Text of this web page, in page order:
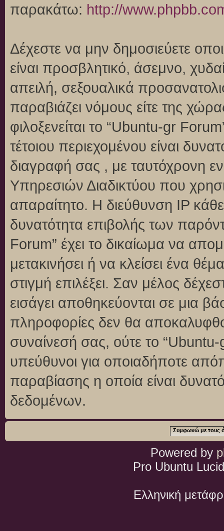
παρακάτω: http://
Δέχεστε να μην δημοσιεύετε
είναι προσβλητικό, άσεμνο,
απειλή, σεξουαλικά
παραβιάζει νόμους είτε της
φιλοξενείται το “Ubuntu-gr
τέτοιου περιεχομένου είναι
διαγραφή σας , με ταυτόχρονη
Υπηρεσιών Διαδικτύου που
απαραίτητο. Η διεύθυνση IP
δυνατότητα επιβολής των
Forum” έχει το δικαίωμα να
μετακινήσει ή να κλείσει ένα
στιγμή επιλέξει. Σαν μέλος
εισάγει αποθηκεύονται σε μια
πληροφορίες δεν θα
συναίνεσή σας, ούτε το
υπεύθυνοι για οποιαδήποτε
παραβίασης η οποία είναι
δεδομένων.
Powered by
Pro Ubuntu
Ελληνική